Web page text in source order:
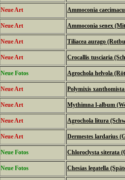
Neue Art Ammoconia
Neue Art Ammoconia senex
Neue Art Tiliacea aurago
Neue Art Crocallis tusciaria
Neue Fotos Agrochola helvola
Neue Art Polymixis
Neue Art Mythimna l-album
Neue Art Agrochola litura
Neue Art Dermestes lardarius
Neue Fotos Chloroclysta siterata
Neue Fotos Chesias legatella